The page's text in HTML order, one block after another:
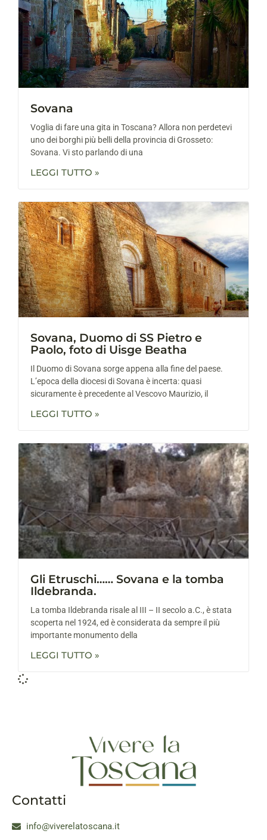
Sovana
Voglia di fare una gita in Toscana? Allora non perdetevi
uno dei borghi più belli della provincia di Grosseto:
Sovana. Vi sto parlando di una
LEGGI TUTTO »
Sovana, Duomo di SS Pietro e
Paolo, foto di Uisge Beatha
Il Duomo di Sovana sorge appena alla fine del paese.
L’epoca della diocesi di Sovana è incerta: quasi
sicuramente è precedente al Vescovo Maurizio, il
LEGGI TUTTO »
Gli Etruschi…… Sovana e la tomba
Ildebranda.
La tomba Ildebranda risale al III – II secolo a.C., è stata
scoperta nel 1924, ed è considerata da sempre il più
importante monumento della
LEGGI TUTTO »
Contatti
info@viverelatoscana.it